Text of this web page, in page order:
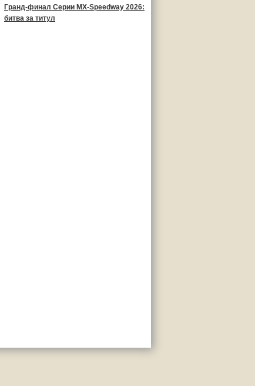
Гранд-финал Серии MX-Speedway 2026:
битва за титул